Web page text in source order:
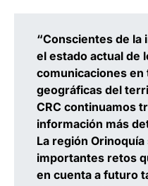
“Conscientes de la
el estado actual de
comunicaciones en
geográficas del
CRC continuamos
información más
La región
importantes retos
en cuenta a futuro